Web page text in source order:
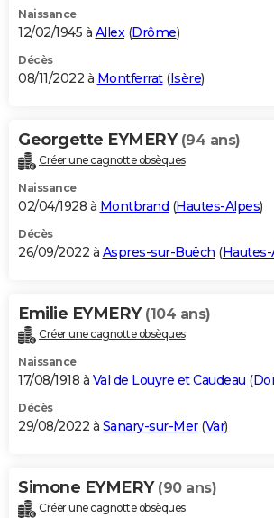
Naissance
12/02/1945 à Allex(Drôme)
Décès
08/11/2022 à Montferrat(Isère)
Georgette EYMERY (94 ans)
Créer une cagnotte obsèques
Naissance
02/04/1928 à Montbrand (Hautes-Alpes)
Décès
26/09/2022 à Aspres-sur-Buëch (
Emilie EYMERY (104 ans)
Créer une cagnotte obsèques
Naissance
17/08/1918 à Val de Louyre et Caudeau (
Décès
29/08/2022 à Sanary-sur-Mer(Var)
Simone EYMERY (90 ans)
Créer une cagnotte obsèques